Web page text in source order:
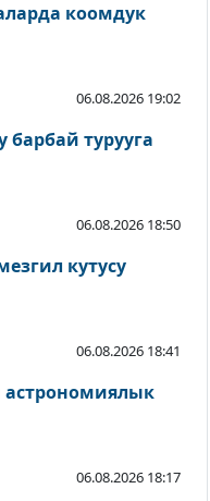
коомдук
06.08.2026 19:02
турууга
06.08.2026 18:50
кутусу
06.08.2026 18:41
астрономиялык
06.08.2026 18:17